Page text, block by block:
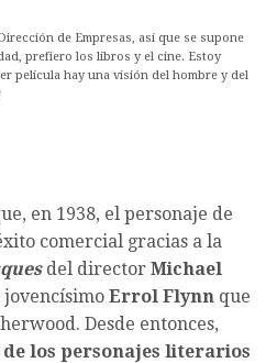
de Empresas, así que se supone
prefiero los libros y el cine. Estoy
película hay una visión del hombre y del
en 1938, el personaje de
comercial gracias a la
del director Michael
jovencísimo Errol Flynn que
Desde entonces,
los personajes literarios